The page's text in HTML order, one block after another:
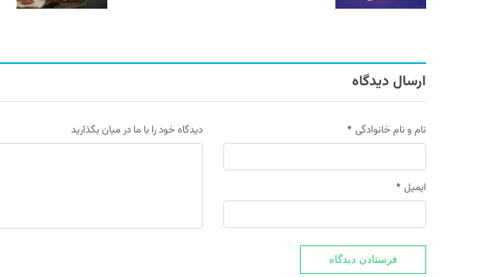
ارسال دیدگاه
نام و نام خانوادگی *
ایمیل *
دیدگاه خود را با ما در میان بگذارید